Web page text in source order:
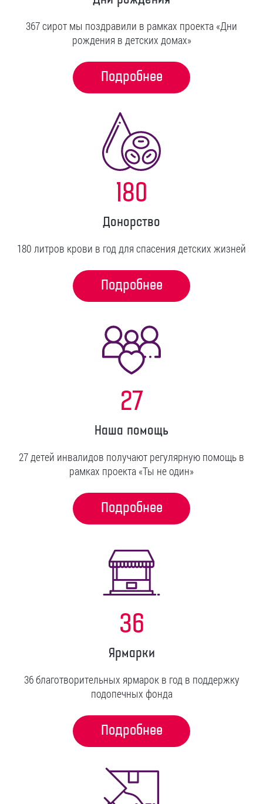
367 сирот мы поздравили в рамках проекта «Дни
рождения в детских домах»
Подробнее
180
Донорство
180 литров крови в год для спасения детских жизней
Подробнее
27
Наша помощь
27 детей инвалидов получают регулярную помощь в
рамках проекта «Ты не один»
Подробнее
36
Ярмарки
36 благотворительных ярмарок в год в поддержку
подопечных фонда
Подробнее